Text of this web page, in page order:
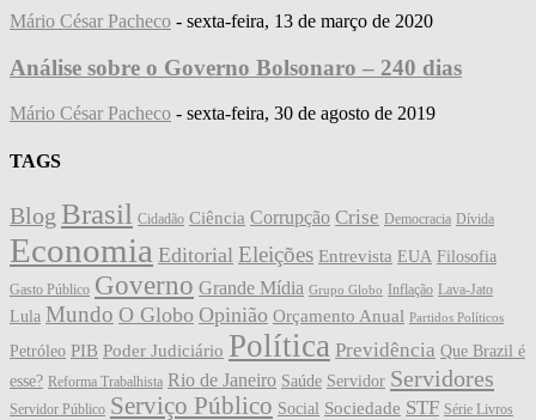
Mário César Pacheco - sexta-feira, 13 de março de 2020
Análise sobre o Governo Bolsonaro – 240 dias
Mário César Pacheco - sexta-feira, 30 de agosto de 2019
TAGS
Blog Brasil Cidadão Ciência Corrupção Crise Democracia Dívida
Economia Editorial Eleições Entrevista EUA Filosofia
Gasto Público Governo Grande Mídia Grupo Globo Inflação Lava-Jato
Lula Mundo O Globo Opinião Orçamento Anual Partidos Políticos
Petróleo PIB Poder Judiciário Política Previdência Que Brazil é
esse? Reforma Trabalhista Rio de Janeiro Saúde Servidor Servidores
Servidor Público Serviço Público Social Sociedade STF Série Livros